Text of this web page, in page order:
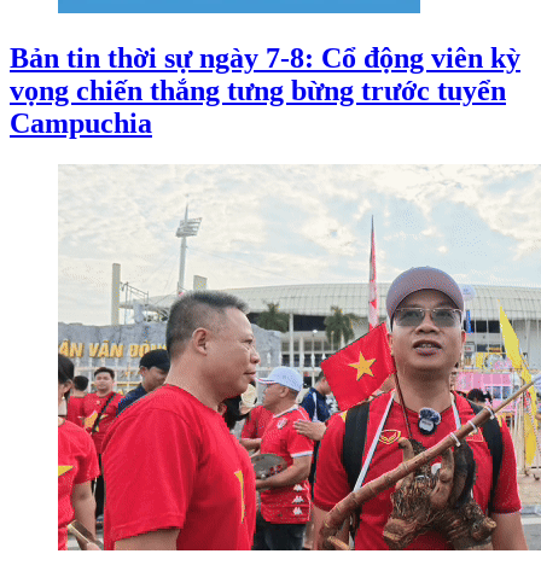
Bản tin thời sự ngày 7-8: Cổ động viên kỳ
vọng chiến thắng tưng bừng trước tuyển
Campuchia